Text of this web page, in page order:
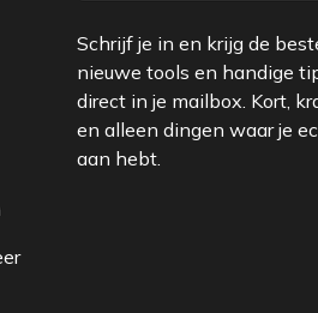
Schrijf je in en krijg de
nieuwe tools en handige
direct in je mailbox. Kort,
en alleen dingen waar je
aan hebt.